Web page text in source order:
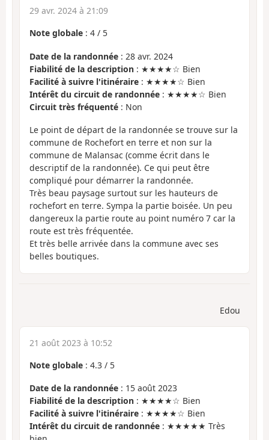
29 avr. 2024 à 21:09
Note globale : 4 / 5
Date de la randonnée : 28 avr. 2024
Fiabilité de la description : ★★★★☆ Bien
Facilité à suivre l'itinéraire : ★★★★☆ Bien
Intérêt du circuit de randonnée : ★★★★☆ Bien
Circuit très fréquenté : Non
Le point de départ de la randonnée se trouve sur la
commune de Rochefort en terre et non sur la
commune de Malansac (comme écrit dans le
descriptif de la randonnée). Ce qui peut être
compliqué pour démarrer la randonnée.
Très beau paysage surtout sur les hauteurs de
rochefort en terre. Sympa la partie boisée. Un peu
dangereux la partie route au point numéro 7 car la
route est très fréquentée.
Et très belle arrivée dans la commune avec ses
belles boutiques.
Edou
21 août 2023 à 10:52
Note globale : 4.3 / 5
Date de la randonnée : 15 août 2023
Fiabilité de la description : ★★★★☆ Bien
Facilité à suivre l'itinéraire : ★★★★☆ Bien
Intérêt du circuit de randonnée : ★★★★★ Très